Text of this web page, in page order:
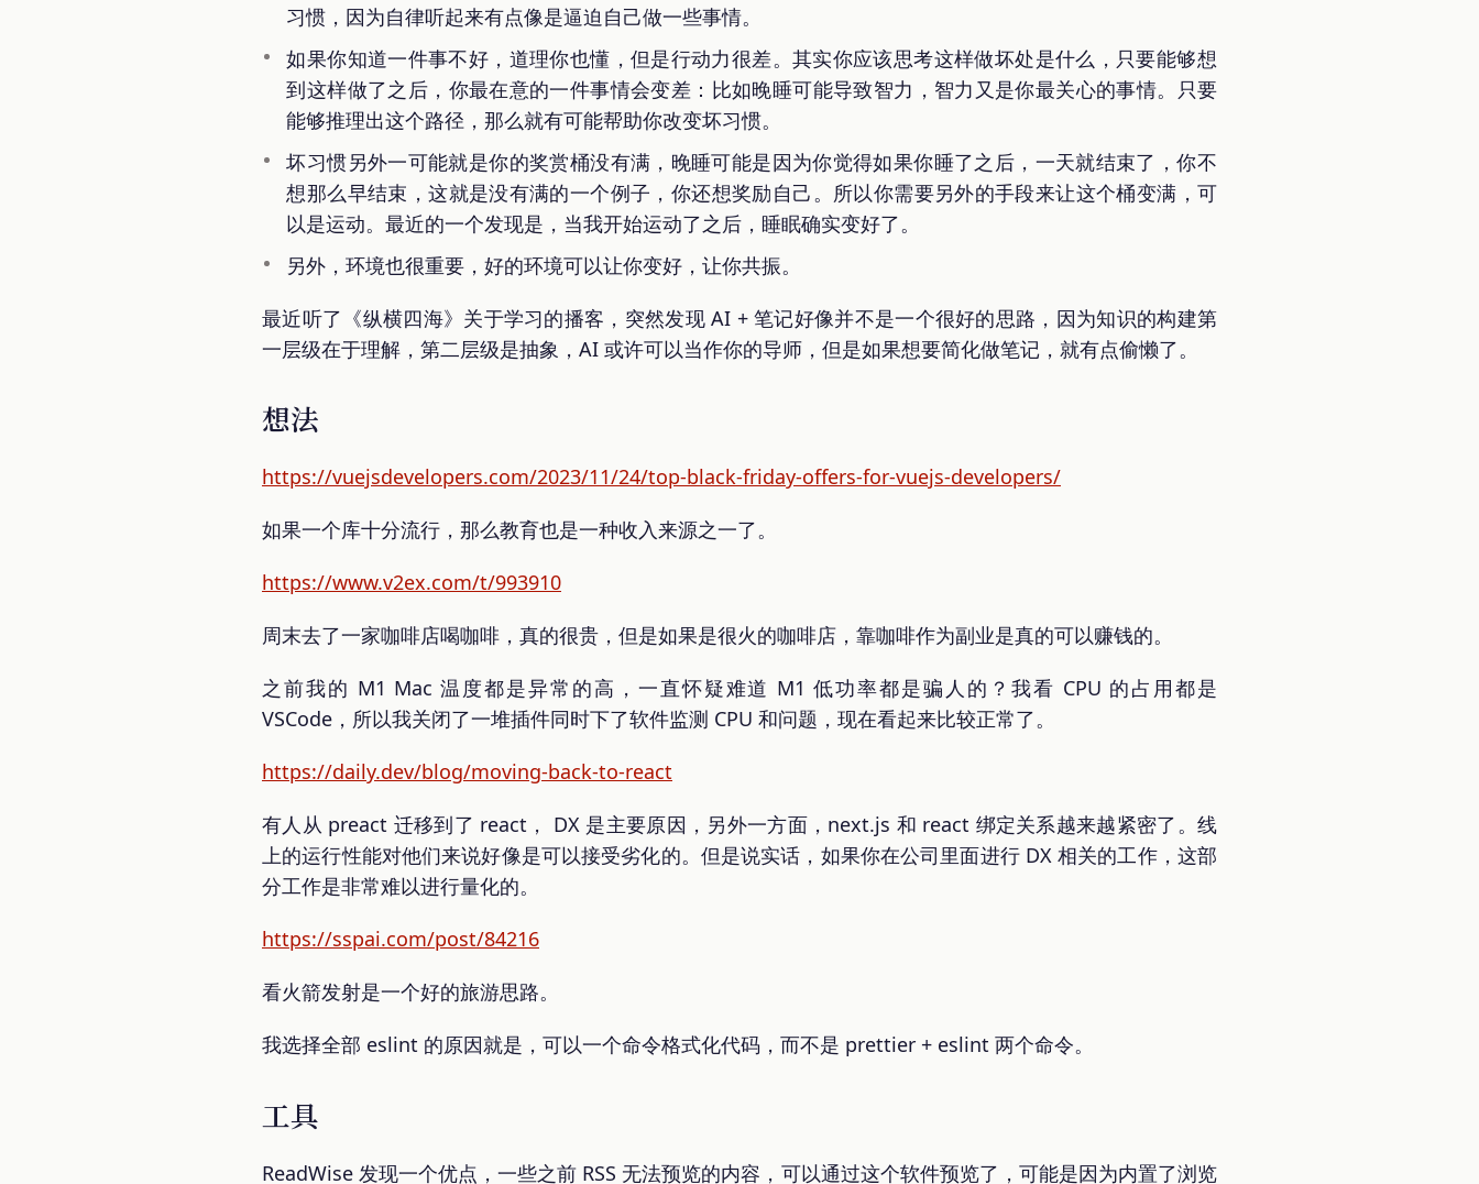
习惯，因为自律听起来有点像是逼迫自己做一些事情。
如果你知道一件事不好，道理你也懂，但是行动力很差。其实你应该思考这样做坏处是什么，只要能够想
到这样做了之后，你最在意的一件事情会变差：比如晚睡可能导致智力，智力又是你最关心的事情。只要
能够推理出这个路径，那么就有可能帮助你改变坏习惯。
坏习惯另外一可能就是你的奖赏桶没有满，晚睡可能是因为你觉得如果你睡了之后，一天就结束了，你不
想那么早结束，这就是没有满的一个例子，你还想奖励自己。所以你需要另外的手段来让这个桶变满，可
以是运动。最近的一个发现是，当我开始运动了之后，睡眠确实变好了。
另外，环境也很重要，好的环境可以让你变好，让你共振。
最近听了《纵横四海》关于学习的播客，突然发现 AI + 笔记好像并不是一个很好的思路，因为知识的构建第
一层级在于理解，第二层级是抽象，AI 或许可以当作你的导师，但是如果想要简化做笔记，就有点偷懒了。
想法
https://vuejsdevelopers.com/2023/11/24/top-black-friday-offers-for-vuejs-developers/
如果一个库十分流行，那么教育也是一种收入来源之一了。
https://www.v2ex.com/t/993910
周末去了一家咖啡店喝咖啡，真的很贵，但是如果是很火的咖啡店，靠咖啡作为副业是真的可以赚钱的。
之前我的 M1 Mac 温度都是异常的高，一直怀疑难道 M1 低功率都是骗人的？我看 CPU 的占用都是
VSCode，所以我关闭了一堆插件同时下了软件监测 CPU 和问题，现在看起来比较正常了。
https://daily.dev/blog/moving-back-to-react
有人从 preact 迁移到了 react， DX 是主要原因，另外一方面，next.js 和 react 绑定关系越来越紧密了。线
上的运行性能对他们来说好像是可以接受劣化的。但是说实话，如果你在公司里面进行 DX 相关的工作，这部
分工作是非常难以进行量化的。
https://sspai.com/post/84216
看火箭发射是一个好的旅游思路。
我选择全部 eslint 的原因就是，可以一个命令格式化代码，而不是 prettier + eslint 两个命令。
工具
ReadWise 发现一个优点，一些之前 RSS 无法预览的内容，可以通过这个软件预览了，可能是因为内置了浏览